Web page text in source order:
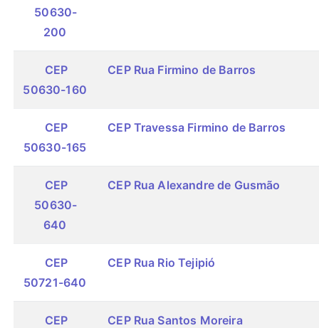
50630-
200
CEP
50630-160
CEP Rua Firmino de Barros
CEP
50630-165
CEP Travessa Firmino de Barros
CEP
50630-
640
CEP Rua Alexandre de Gusmão
CEP
50721-640
CEP Rua Rio Tejipió
CEP
CEP Rua Santos Moreira